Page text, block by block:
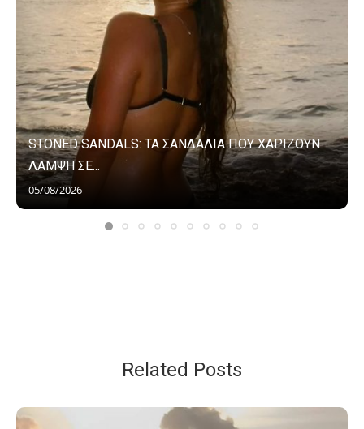
STONED SANDALS: ΤΑ ΣΑΝΔΑΛΙΑ ΠΟΥ ΧΑΡΙΖΟΥΝ
ΛΑΜΨΗ ΣΕ...
05/08/2026
Related Posts